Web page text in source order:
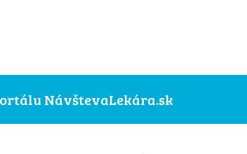
NávštevaLekára.sk